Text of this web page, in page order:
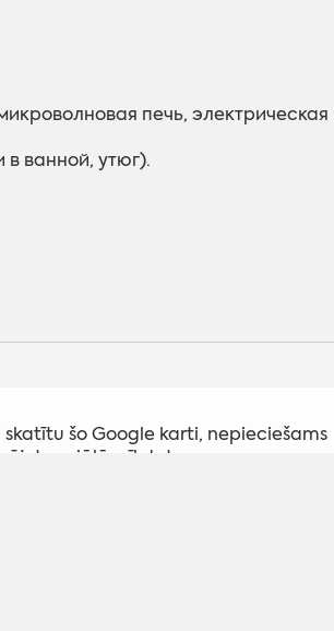
печь, электрическая
ванной, утюг).
skatītu šo Google karti, nepieciešams
sociālās sīkdatnes.